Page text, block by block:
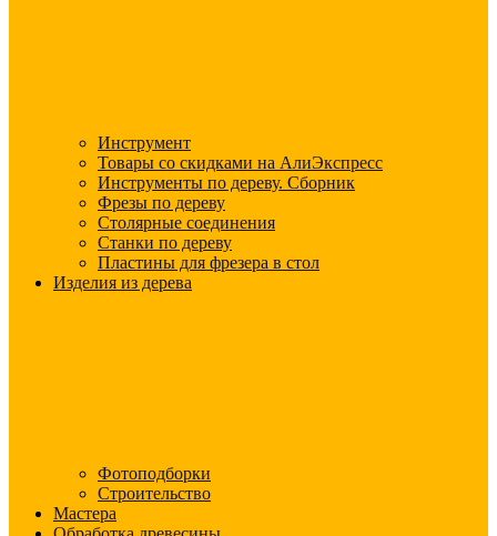
Инструмент
Товары со скидками на АлиЭкспресс
Инструменты по дереву. Сборник
Фрезы по дереву
Столярные соединения
Станки по дереву
Пластины для фрезера в стол
Изделия из дерева
Фотоподборки
Строительство
Мастера